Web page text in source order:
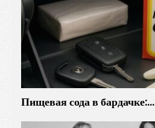
Пищевая сода в бардачке:…